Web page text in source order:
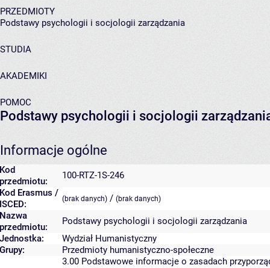
PRZEDMIOTY
Podstawy psychologii i socjologii zarządzania
STUDIA
AKADEMIKI
POMOC
Podstawy psychologii i socjologii
Informacje ogólne
Kod
przedmiotu:
100-RTZ-1S-246
Kod Erasmus /
ISCED:
(brak danych) / (brak danych)
Nazwa
przedmiotu:
Podstawy psychologii i socjologii zarządzania
Jednostka:
Wydział Humanistyczny
Grupy:
Przedmioty humanistyczno-społeczne
3.00 Podstawowe informacje o zasadach